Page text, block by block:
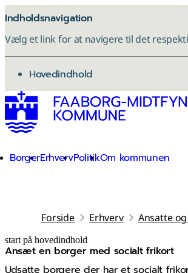
Indholdsnavigation
Vælg et link for at navigere til det
gå til
Hovedindhold
BorgerErhvervPolitikOm kommunen
Forside Erhverv Ansatte
start på hovedindhold
Ansæt en borger med socialt frikort
Udsatte borgere der har et socialt
senest opdateret 4. marts 2026